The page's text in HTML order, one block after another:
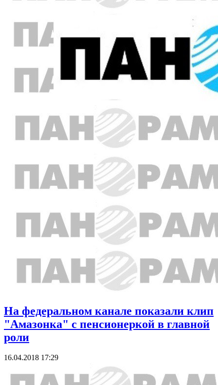
На федеральном канале показали клип
"Амазонка" с пенсионеркой в главной
роли
16.04.2018 17:29